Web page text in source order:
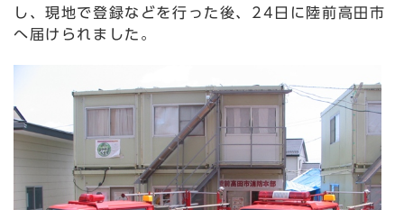
し、現地で登録などを行った後、24日に陸前高田市
へ届けられました。